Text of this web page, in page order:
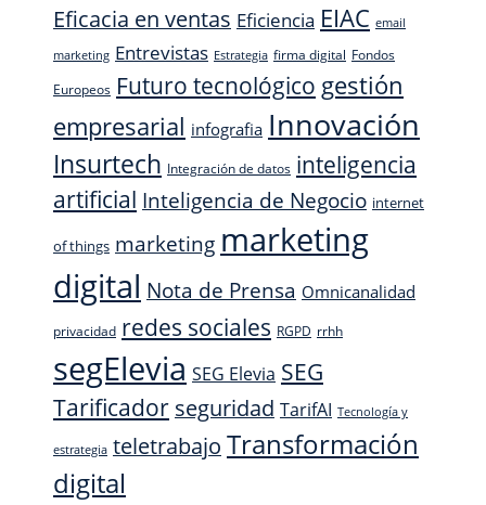
Eficacia en ventas Eficiencia EIAC email
marketing Entrevistas Estrategia firma digital Fondos
Europeos Futuro tecnológico gestión
empresarial infografia Innovación
Insurtech Integración de datos inteligencia
artificial Inteligencia de Negocio internet
of things marketing marketing
digital Nota de Prensa Omnicanalidad
privacidad redes sociales RGPD rrhh
segElevia SEG Elevia SEG
Tarificador seguridad TarifAI Tecnología y
estrategia teletrabajo Transformación
digital